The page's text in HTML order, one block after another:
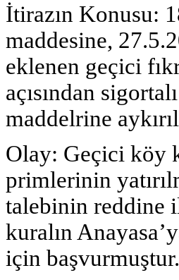
İtirazın Konusu:
maddesine,
eklenen geçici
açısından
maddelrine
Olay: Geçici köy
primlerinin
talebinin reddine
kuralın
için başvurmuştur.